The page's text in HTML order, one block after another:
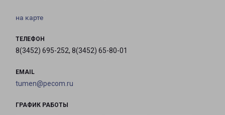
на карте
ТЕЛЕФОН
8(3452) 695-252, 8(3452) 65-80-01
EMAIL
tumen@pecom.ru
ГРАФИК РАБОТЫ